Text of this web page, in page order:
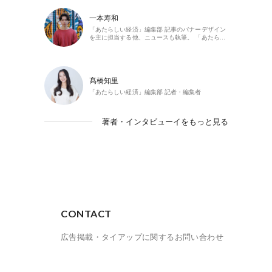
一本寿和
「あたらしい経済」編集部 記事のバナーデザイン
を主に担当する他、ニュースも執筆。 「あたら…
髙橋知里
「あたらしい経済」編集部 記者・編集者
著者・インタビューイをもっと見る
CONTACT
広告掲載・タイアップに関するお問い合わせ